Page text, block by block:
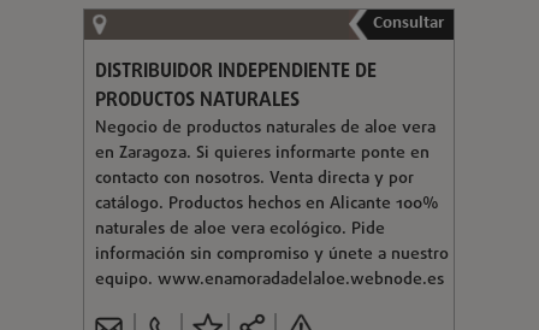
Consultar
DISTRIBUIDOR INDEPENDIENTE DE
PRODUCTOS NATURALES
Negocio de productos naturales de aloe vera
en Zaragoza. Si quieres informarte ponte en
contacto con nosotros. Venta directa y por
catálogo. Productos hechos en Alicante 100%
naturales de aloe vera ecológico. Pide
información sin compromiso y únete a nuestro
equipo. www.enamoradadelaloe.webnode.es